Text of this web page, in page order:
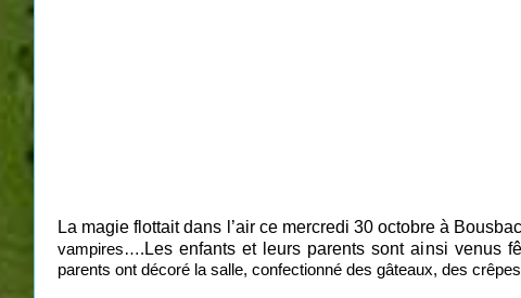
La magie flottait dans l’air ce mercredi 30 octobre à
vampires…. Les enfants et leurs parents sont ainsi venus
parents ont décoré la salle, confectionné des gâteaux, des